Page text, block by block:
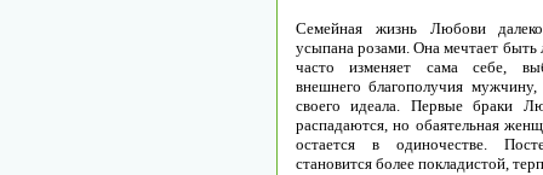
Семейная жизнь Любови
усыпана розами. Она мечтает
часто изменяет сама себе,
внешнего благополучия мужчину,
своего идеала. Первые браки
распадаются, но обаятельная
остается в одиночестве.
становится более покладистой,